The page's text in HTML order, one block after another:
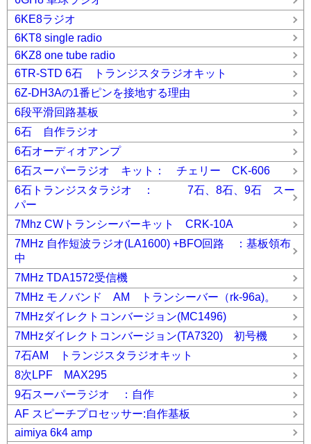
6KE8ラジオ
6KT8 single radio
6KZ8 one tube radio
6TR-STD 6石 トランジスタラジオキット
6Z-DH3Aの1番ピンを接地する理由
6段平滑回路基板
6石 自作ラジオ
6石オーディオアンプ
6石スーパーラジオ キット： チェリー CK-606
6石トランジスタラジオ ： 7石、8石、9石 スー
パー
7Mhz CWトランシーバーキット CRK-10A
7MHz 自作短波ラジオ(LA1600) +BFO回路 ：基板領布
中
7MHz TDA1572受信機
7MHz モノバンド AM トランシーバー（rk-96a)。
7MHzダイレクトコンバージョン(MC1496)
7MHzダイレクトコンバージョン(TA7320) 初号機
7石AM トランジスタラジオキット
8次LPF MAX295
9石スーパーラジオ ：自作
AF スピーチプロセッサー:自作基板
aimiya 6k4 amp